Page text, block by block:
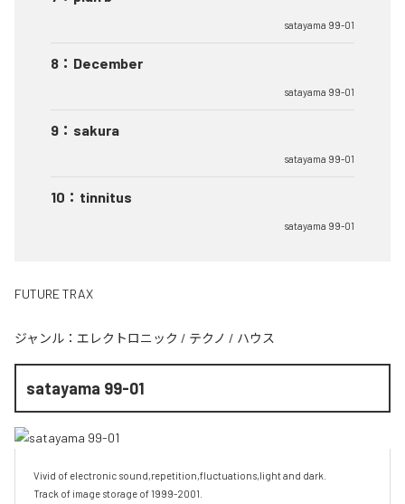
satayama 99-01
8 ： December
satayama 99-01
9 ： sakura
satayama 99-01
10 ： tinnitus
satayama 99-01
FUTURE TRAX
ジャンル： エレクトロニック / テクノ / ハウス
satayama 99-01
Vivid of electronic sound,repetition,fluctuations,light and dark.
Track of image storage of 1999-2001.